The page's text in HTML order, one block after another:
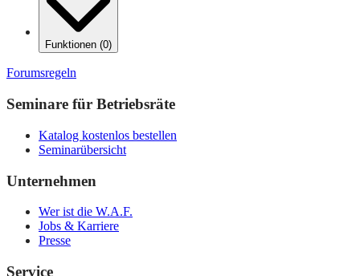
Funktionen (0)
Forumsregeln
Seminare für Betriebsräte
Katalog kostenlos bestellen
Seminarübersicht
Unternehmen
Wer ist die W.A.F.
Jobs & Karriere
Presse
Service